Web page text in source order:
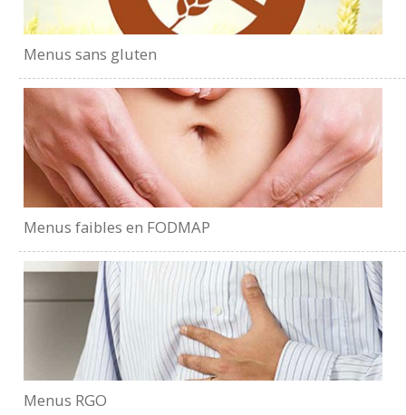
Menus sans gluten
Menus faibles en FODMAP
Menus RGO